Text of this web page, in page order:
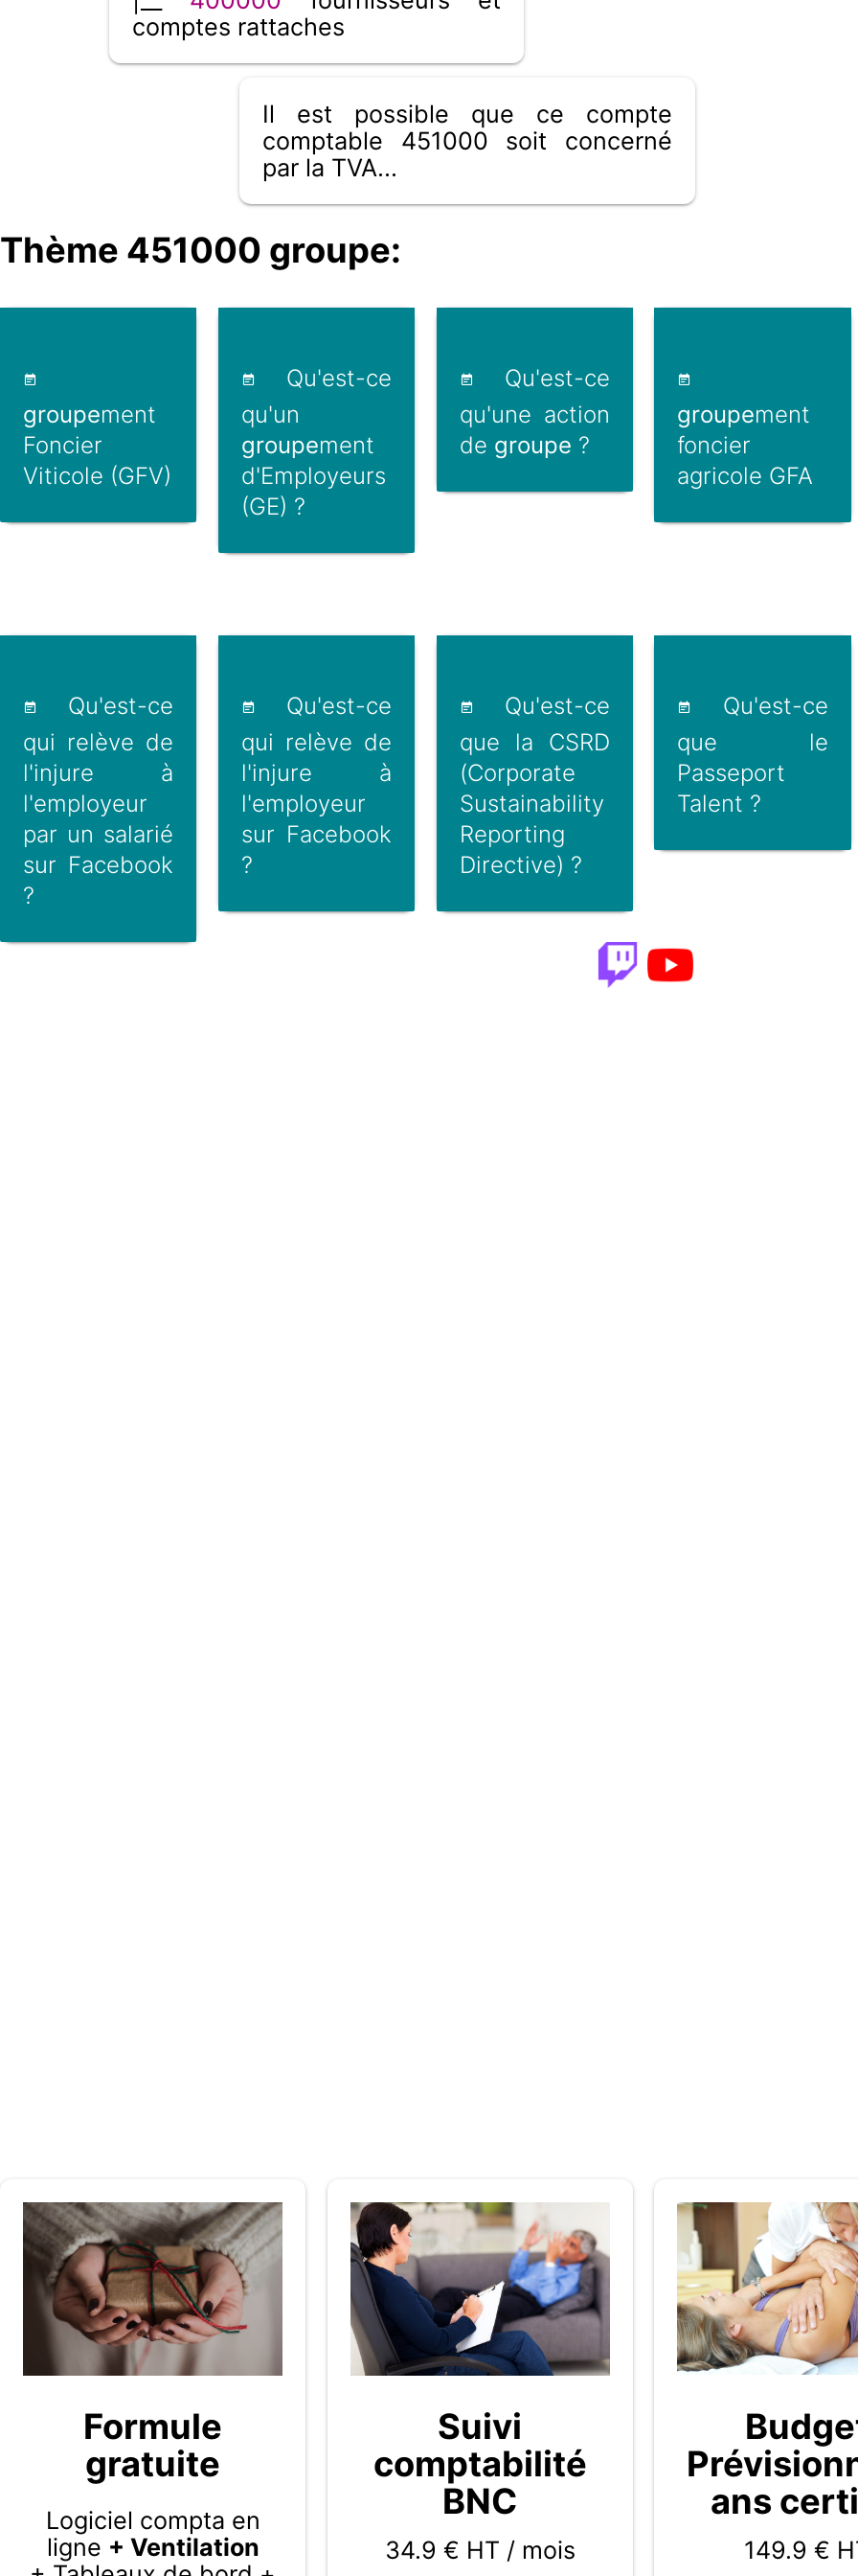
comptes rattaches
Il est possible que ce compte
comptable 451000 soit concerné
par la TVA...
Thème 451000 groupe:
groupement
Foncier
Viticole (GFV)
Qu'est-ce
qu'un
groupement
d'Employeurs
(GE) ?
Qu'est-ce
qu'une action
de groupe ?
groupement
foncier
agricole GFA
Qu'est-ce
qui relève de
l'injure à
l'employeur
par un salarié
sur Facebook
?
Qu'est-ce
qui relève de
l'injure à
l'employeur
sur Facebook
?
Qu'est-ce
que la CSRD
(Corporate
Sustainability
Reporting
Directive) ?
Qu'est-ce
que le
Passeport
Talent ?
Formule
gratuite
Logiciel compta en
ligne + Ventilation
Suivi
comptabilité
BNC
34.9 € HT / mois
ans
149.9 €